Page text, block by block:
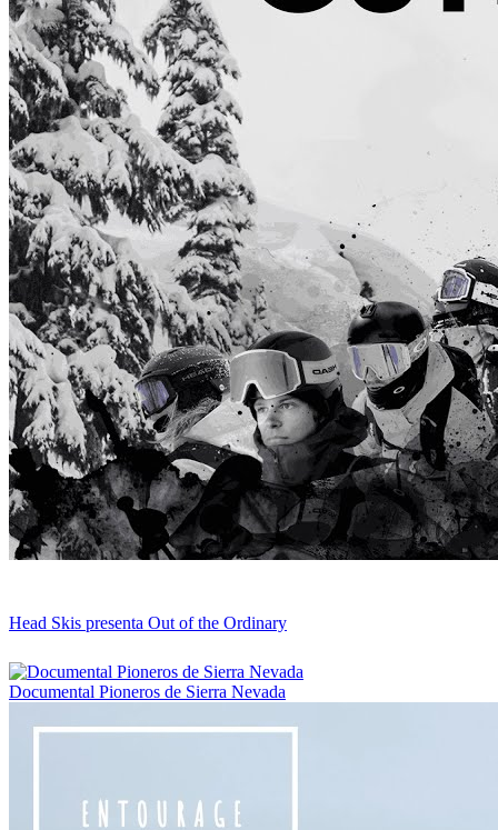
Head Skis presenta Out of the Ordinary
Documental Pioneros de Sierra Nevada